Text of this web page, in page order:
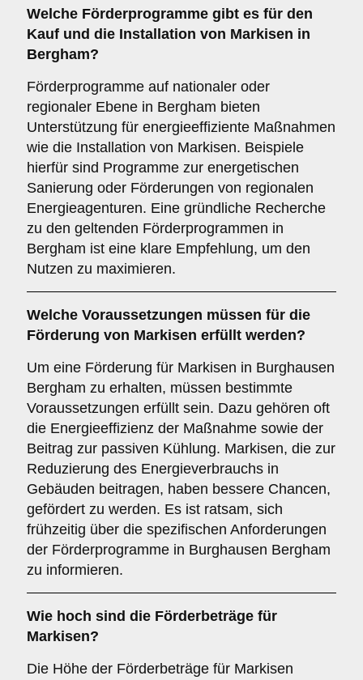
Welche Förderprogramme gibt es für den
Kauf und die Installation von Markisen in
Bergham?
Förderprogramme auf nationaler oder
regionaler Ebene in Bergham bieten
Unterstützung für energieeffiziente Maßnahmen
wie die Installation von Markisen. Beispiele
hierfür sind Programme zur energetischen
Sanierung oder Förderungen von regionalen
Energieagenturen. Eine gründliche Recherche
zu den geltenden Förderprogrammen in
Bergham ist eine klare Empfehlung, um den
Nutzen zu maximieren.
Welche Voraussetzungen müssen für die
Förderung von Markisen erfüllt werden?
Um eine Förderung für Markisen in Burghausen
Bergham zu erhalten, müssen bestimmte
Voraussetzungen erfüllt sein. Dazu gehören oft
die Energieeffizienz der Maßnahme sowie der
Beitrag zur passiven Kühlung. Markisen, die zur
Reduzierung des Energieverbrauchs in
Gebäuden beitragen, haben bessere Chancen,
gefördert zu werden. Es ist ratsam, sich
frühzeitig über die spezifischen Anforderungen
der Förderprogramme in Burghausen Bergham
zu informieren.
Wie hoch sind die Förderbeträge für
Markisen?
Die Höhe der Förderbeträge für Markisen